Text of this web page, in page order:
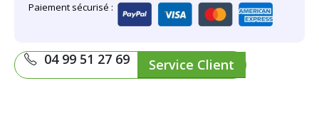
Paiement sécurisé :
04 99 51 27 69 Service Client